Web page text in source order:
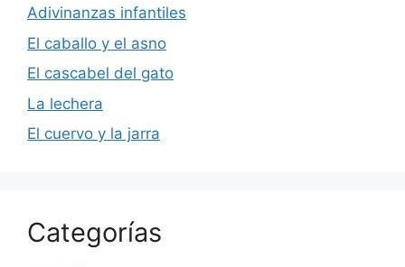
Adivinanzas infantiles
El caballo y el asno
El cascabel del gato
La lechera
El cuervo y la jarra
Categorías